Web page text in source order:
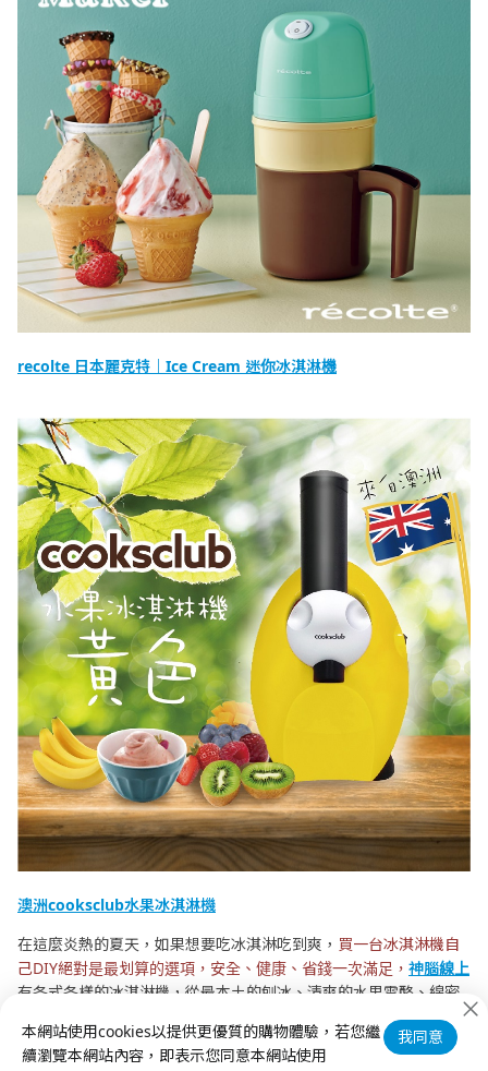
recolte 日本麗克特｜Ice Cream 迷你冰淇淋機
澳洲cooksclub水果冰淇淋機
在這麼炎熱的夏天，如果想要吃冰淇淋吃到爽， 買一台冰淇淋機自
己DIY絕對是最划算的選項，安全、健康、省錢一次滿足， 神腦線上
有各式各樣的冰淇淋機，從最本土的刨冰、清爽的水果雪酪、綿密
本網站使用cookies以提供更優質的購物體驗，若您繼
續瀏覽本網站內容，即表示您同意本網站使用
我同意